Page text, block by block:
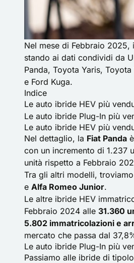
Nel mese di Febbraio 2025,
stando ai dati condividi da
Panda, Toyota Yaris,
e Ford Kuga.
Indice
Le auto ibride HEV più
Le auto ibride Plug-In più
Le auto ibride HEV più
Nel dettaglio, la Fiat Panda
con un incremento di 1.237
unità rispetto a Febbraio
Tra gli altri modelli, troviamo
e Alfa Romeo Junior.
Le altre ibride HEV
Febbraio 2024 alle 31.360
5.802 immatricolazioni e
mercato che passa dal
Le auto ibride Plug-In più
Passiamo alle ibride di